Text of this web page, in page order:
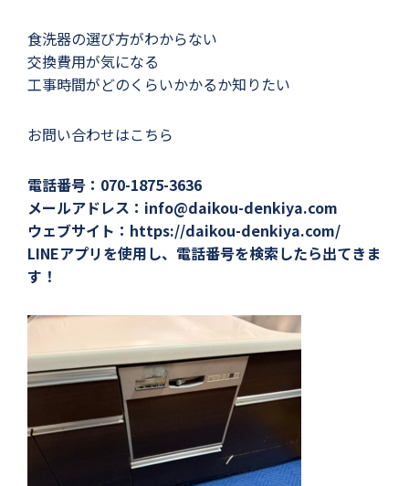
食洗器の選び方がわからない
交換費用が気になる
工事時間がどのくらいかかるか知りたい
お問い合わせはこちら
電話番号：070-1875-3636
メールアドレス：info@daikou-denkiya.com
ウェブサイト：https://daikou-denkiya.com/
LINEアプリを使用し、電話番号を検索したら出てきま
す！